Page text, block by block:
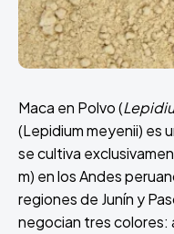
Maca en Polvo (
(Lepidium meyenii) es
se cultiva
m) en los Andes
regiones de Junín y
negocian tres colores: